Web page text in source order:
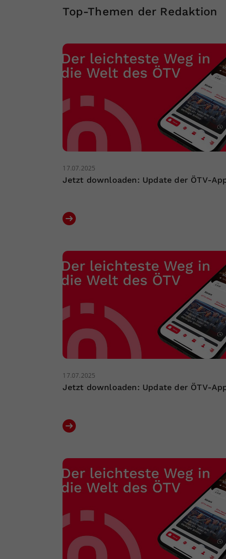
Top-Themen der Redaktion
17.07.2025
Jetzt downloaden: Update der ÖTV-
17.07.2025
Jetzt downloaden: Update der ÖTV-